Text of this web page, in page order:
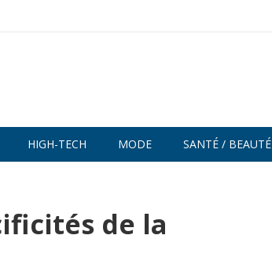
HIGH-TECH MODE SANTÉ / BEAUTÉ
de la